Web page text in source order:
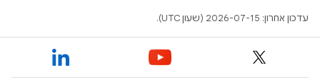
עדכון אחרון: 2026-07-15 (שעון UTC).